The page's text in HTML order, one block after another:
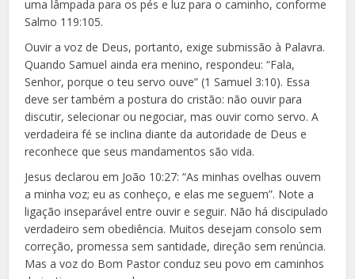
uma lâmpada para os pés e luz para o caminho, conforme
Salmo 119:105.
Ouvir a voz de Deus, portanto, exige submissão à Palavra.
Quando Samuel ainda era menino, respondeu: “Fala,
Senhor, porque o teu servo ouve” (1 Samuel 3:10). Essa
deve ser também a postura do cristão: não ouvir para
discutir, selecionar ou negociar, mas ouvir como servo. A
verdadeira fé se inclina diante da autoridade de Deus e
reconhece que seus mandamentos são vida.
Jesus declarou em João 10:27: “As minhas ovelhas ouvem
a minha voz; eu as conheço, e elas me seguem”. Note a
ligação inseparável entre ouvir e seguir. Não há discipulado
verdadeiro sem obediência. Muitos desejam consolo sem
correção, promessa sem santidade, direção sem renúncia.
Mas a voz do Bom Pastor conduz seu povo em caminhos